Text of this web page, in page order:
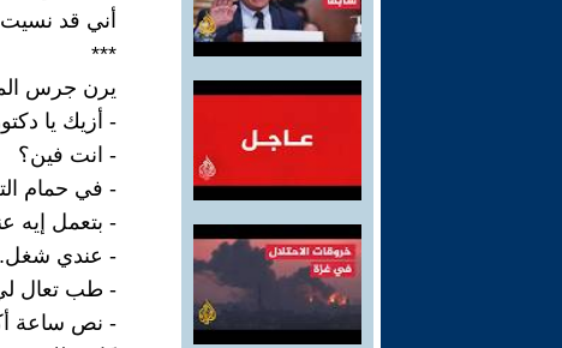
أني قد
***
يرن جرس
- أزيك يا
- انت فين؟
- في حمام
- بتعمل إيه
- عندي شغل.
- طب تعال لي
- نص ساعة